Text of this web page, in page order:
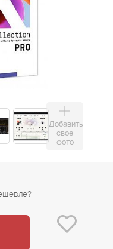
Добавить
свое
фото